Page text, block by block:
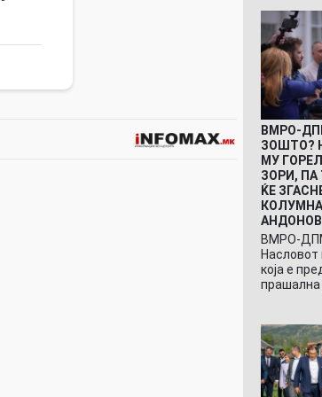
ВМРО-
ЗОШТО?
МУ
ЗОРИ, ПА
ЌЕ
АНДОНОВ
ВМРО-
Насловот
која е
прашална